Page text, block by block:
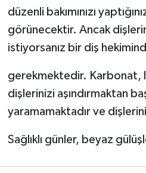
düzenli bakımınızı
görünecektir. Ancak
istiyorsanız bir diş
gerekmektedir. Karbonat,
dişlerinizi aşındırmaktan
yaramamaktadır ve
Sağlıklı günler, beyaz